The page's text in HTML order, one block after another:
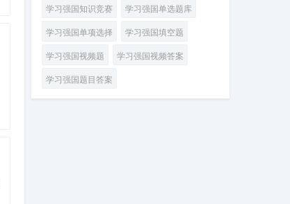
16一24岁青年，
签订1年以上劳动
合同的，可发放
____，政策实施
期限截至2023年
12月31日
学习强国知识竞赛
学习强国单选题库
学习强国单项选择
学习强国填空题
学习强国视频题
学习强国视频答案
学习强国题目答案